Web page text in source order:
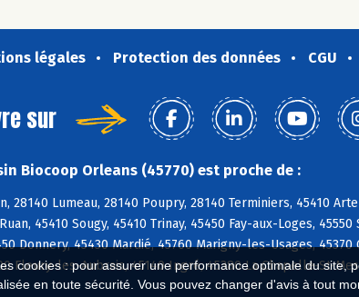
cookies : pour assurer une performance optimale du
en toute sécurité. Vous pouvez changer d'avis à tout
légales Protection des données CGU
sur
Biocoop Orleans (45770) est proche de :
28140 Lumeau, 28140 Poupry, 28140 Terminiers, 45410
45410 Sougy, 45410 Trinay, 45450 Fay-aux-Loges,
Donnery, 45430 Mardié, 45760 Marigny-les-Usages,
Fleury-les-Aubrais, 45140 Ingré, 45380 La Chapelle-St-